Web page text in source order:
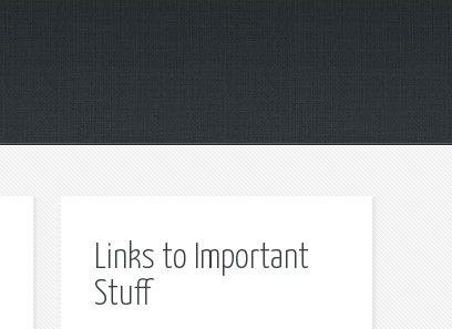
Links to Important
Stuff